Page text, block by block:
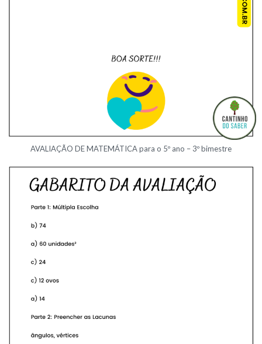
AVALIAÇÃO DE MATEMÁTICA para o 5º ano – 3º bimestre